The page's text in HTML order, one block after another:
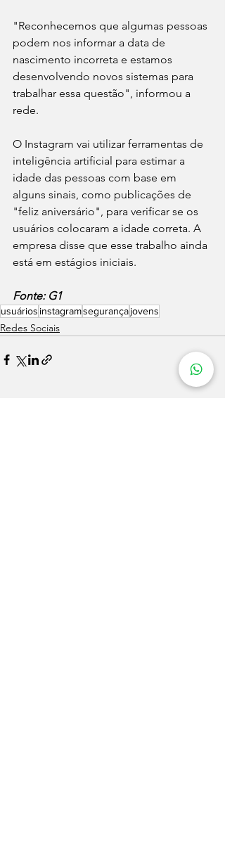
"Reconhecemos que algumas pessoas
podem nos informar a data de
nascimento incorreta e estamos
desenvolvendo novos sistemas para
trabalhar essa questão", informou a
rede.
O Instagram vai utilizar ferramentas de
inteligência artificial para estimar a
idade das pessoas com base em
alguns sinais, como publicações de
"feliz aniversário", para verificar se os
usuários colocaram a idade correta. A
empresa disse que esse trabalho ainda
está em estágios iniciais.
Fonte: G1
usuários instagramsegurançajovens
Redes Sociais